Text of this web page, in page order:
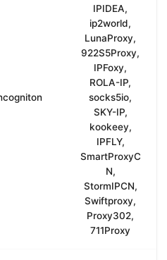
IPIDEA,
ip2world,
LunaProxy,
922S5Proxy,
IPFoxy,
ROLA-IP,
socks5io,
SKY-IP,
kookeey,
IPFLY,
SmartProxyC
N,
StormIPCN,
Swiftproxy,
Proxy302,
711Proxy